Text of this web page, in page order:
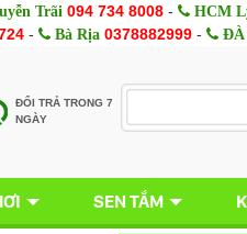
Trãi 094 734 8008 - HCM
- Bà Rịa 0378882999- ĐÀ
ĐỔI TRẢ TRONG 7
NGÀY
SEN TẮM